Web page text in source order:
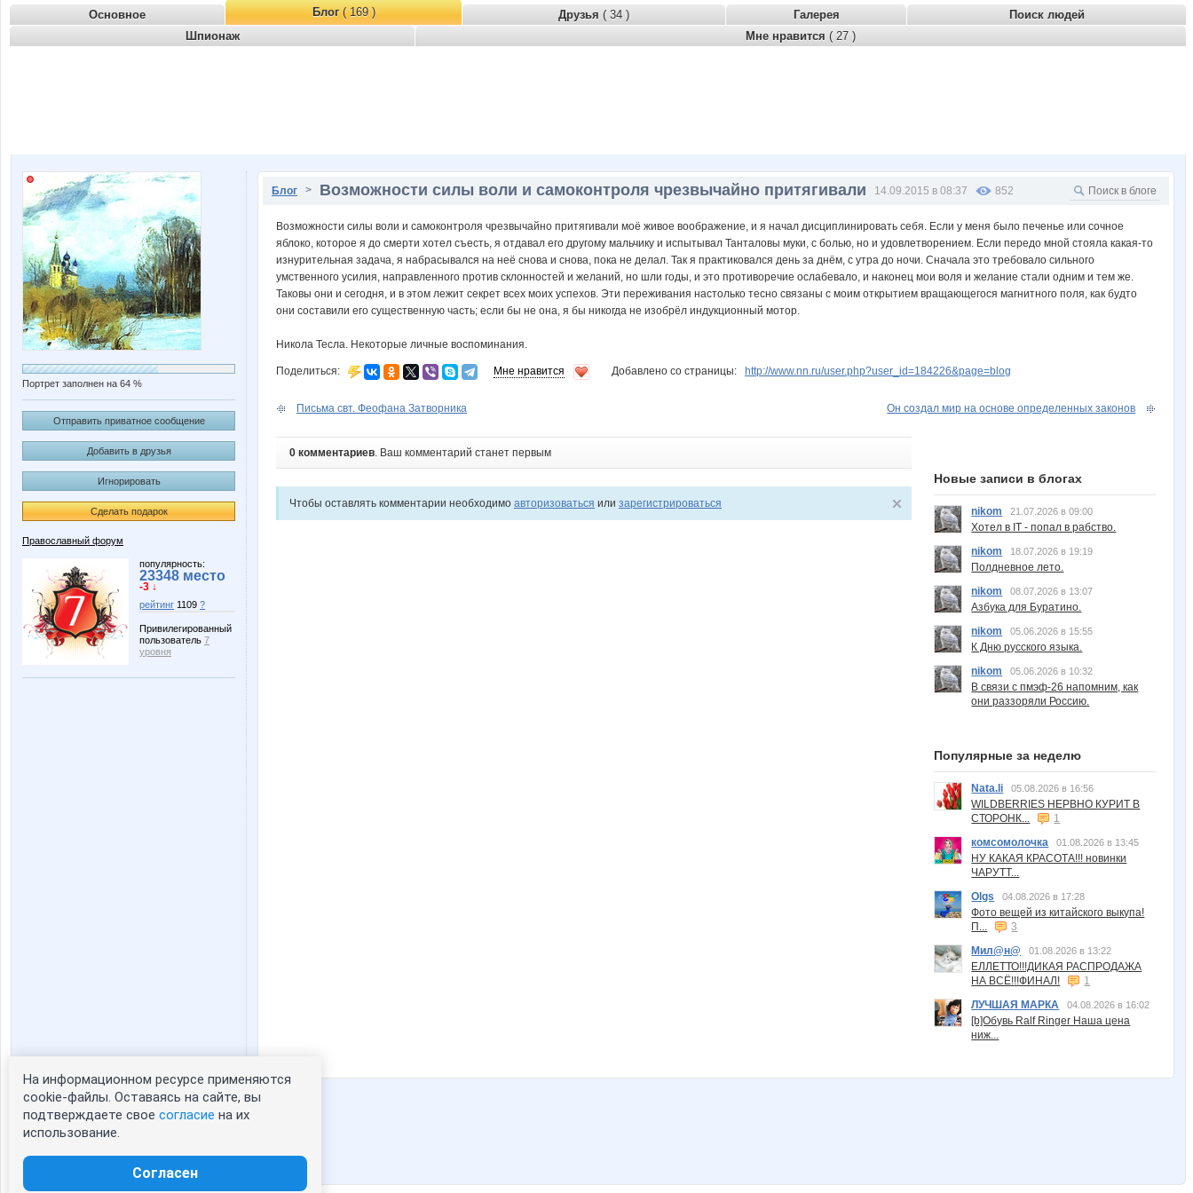
Основное Блог( 169 ) Друзья ( 34 ) Галерея
Поиск людей
Шпионаж
Мне нравится ( 27 )
Портрет заполнен на 64 %
Отправить приватное сообщение
Добавить в друзья
Игнорировать
Сделать подарок
Православный форум
популярность:
23348 место
-3 ↓
рейтинг 1109 ?
Привилегированный
пользователь 7
уровня
Статистика портрета:
сейчас просматривают портрет - 0
зарегистрированные пользователи
Блог > Возможности силы воли и самоконтроля чрезвычайно притягивали 14.09.2015 в 08:37 852
Возможности силы воли и самоконтроля чрезвычайно притягивали моё живое воображение, и я начал дисциплинировать себя. Если у меня было печенье или сочное
яблоко, которое я до смерти хотел съесть, я отдавал его другому мальчику и испытывал Танталовы муки, с болью, но и удовлетворением. Если передо мной стояла какая-то
изнурительная задача, я набрасывался на неё снова и снова, пока не делал. Так я практиковался день за днём, с утра до ночи. Сначала это требовало сильного
умственного усилия, направленного против склонностей и желаний, но шли годы, и это противоречие ослабевало, и наконец мои воля и желание стали одним и тем же.
Таковы они и сегодня, и в этом лежит секрет всех моих успехов. Эти переживания настолько тесно связаны с моим открытием вращающегося магнитного поля, как будто
они составили его существенную часть; если бы не она, я бы никогда не изобрёл индукционный мотор.
Никола Тесла. Некоторые личные воспоминания.
Поделиться: Мне нравится Добавлено со страницы: http://www.nn.ru/user.php?user_id=184226&page=blog
Письма свт. Феофана Затворника Он создал мир на основе определенных законов
0 комментариев. Ваш комментарий станет первым
Чтобы оставлять комментарии необходимо авторизоваться или зарегистрироваться
Новые записи в блогах
nikom 21.07.2026 в 09:00
Хотел в IT - попал в рабство.
nikom
18.07.2026 в 19:19
Полдневное лето.
nikom
08.07.2026 в 13:07
Азбука для Буратино.
nikom
05.06.2026 в 15:55
К Дню русского языка.
nikom
05.06.2026 в 10:32
В связи с пмэф-26 напомним, как
они раззоряли Россию.
Популярные за неделю
Nata.li 05.08.2026 в 16:56
WILDBERRIES НЕРВНО КУРИТ В
СТОРОНК...
1
комсомолочка
01.08.2026 в 13:45
НУ КАКАЯ КРАСОТА!!! новинки
ЧАРУТТ...
Olgs
04.08.2026 в 17:28
Фото вещей из китайского выкупа!
П...
3
Мил@н@
01.08.2026 в 13:22
ЕЛЛЕТТО!!!ДИКАЯ РАСПРОДАЖА
НА ВСЁ!!!ФИНАЛ!
1
ЛУЧШАЯ МАРКА
04.08.2026 в 16:02
[b]Обувь Ralf Ringer Наша цена
ниж...
На информационном ресурсе применяются
cookie-файлы. Оставаясь на сайте, вы
подтверждаете свое согласие на их
использование.
Согласен